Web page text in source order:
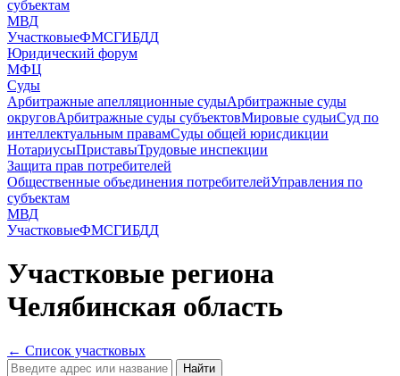
субъектам
МВД
УчастковыеФМСГИБДД
Юридический форум
МФЦ
Суды
Арбитражные апелляционные судыАрбитражные суды
округовАрбитражные суды субъектовМировые судьиСуд по
интеллектуальным правамСуды общей юрисдикции
НотариусыПриставыТрудовые инспекции
Защита прав потребителей
Общественные объединения потребителейУправления по
субъектам
МВД
УчастковыеФМСГИБДД
Участковые региона
Челябинская область
← Список участковых
Найти